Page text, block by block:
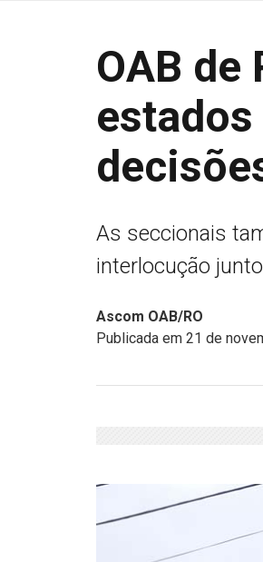
OAB de
As seccionais
interlocução
Ascom OAB/RO
Publicada em 21 de